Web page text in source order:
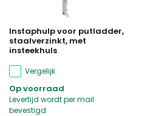
Instaphulp voor putladder,
staalverzinkt, met
insteekhuls
Vergelijk
Op voorraad
Levertijd wordt per mail
bevestigd